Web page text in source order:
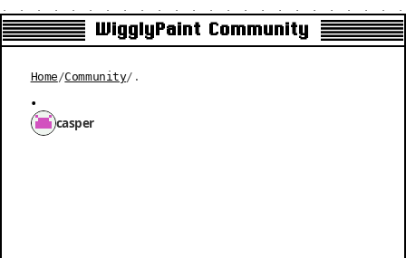
WigglyPaint Community
Home /Community/ .
.
casper